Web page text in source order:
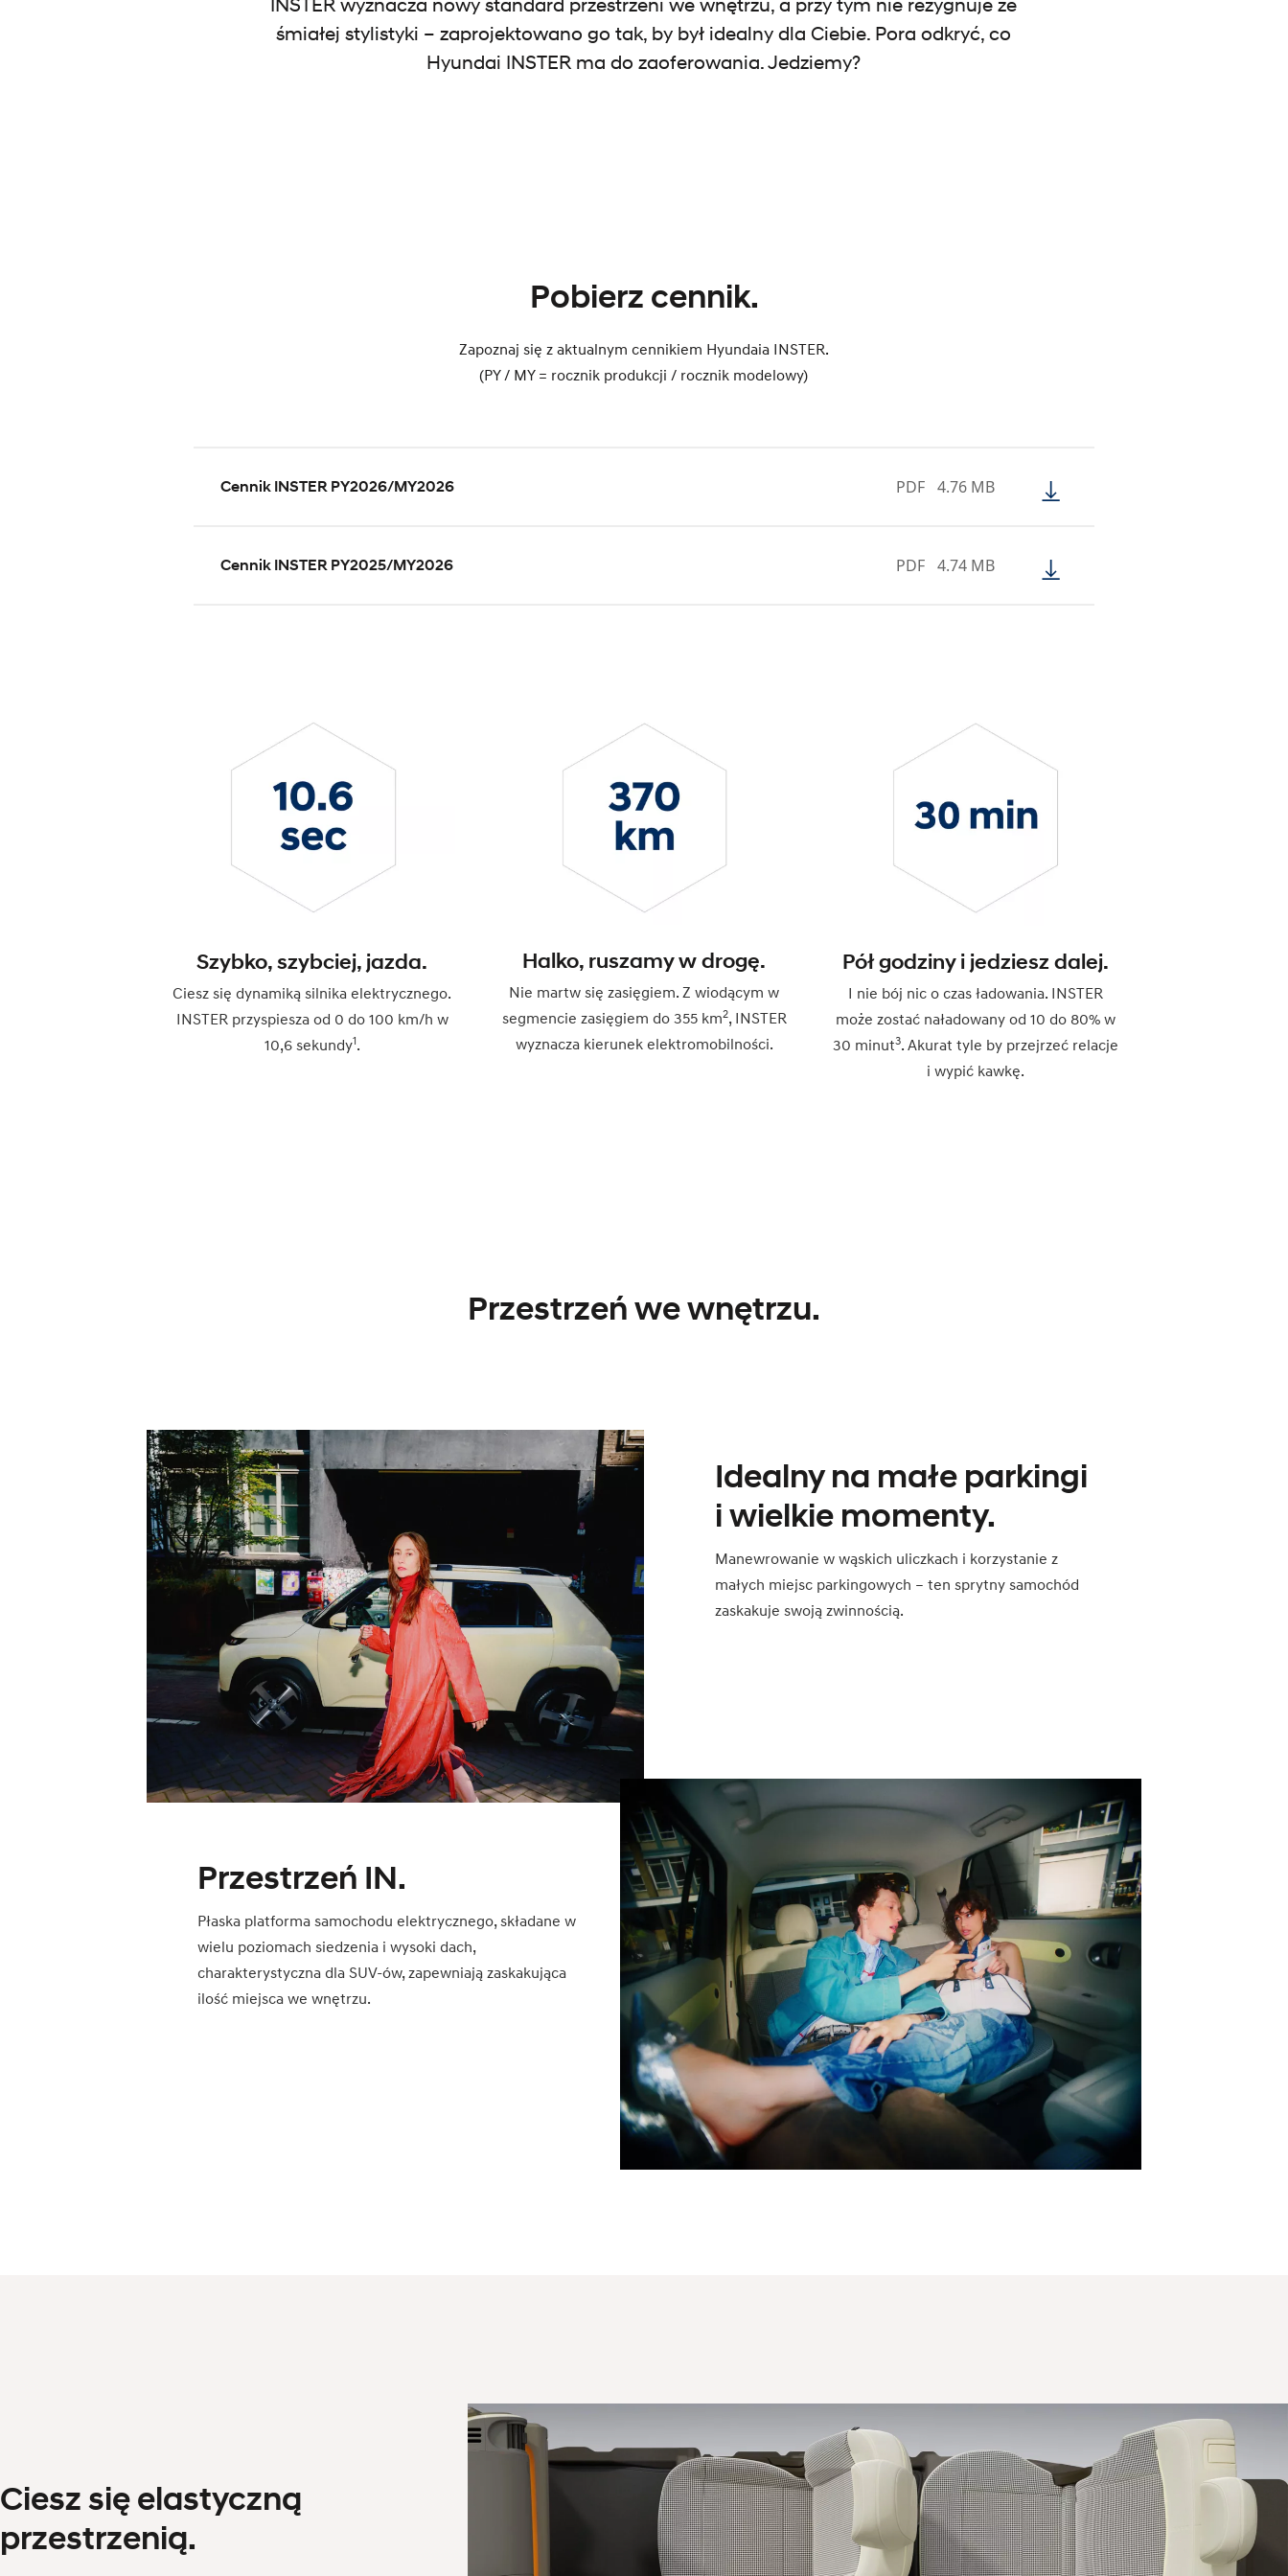
INSTER wyznacza nowy standard przestrzeni we wnętrzu, a przy tym nie rezygnuje ze
śmiałej stylistyki – zaprojektowano go tak, by był idealny dla Ciebie. Pora odkryć, co
Hyundai INSTER ma do zaoferowania. Jedziemy?
Pobierz cennik.
Zapoznaj się z aktualnym cennikiem Hyundaia INSTER.
(PY / MY = rocznik produkcji / rocznik modelowy)
Cennik INSTER PY2026/MY2026 PDF 4.76 MB
Cennik INSTER PY2025/MY2026 PDF 4.74 MB
Szybko, szybciej, jazda.
Ciesz się dynamiką silnika elektrycznego.
INSTER przyspiesza od 0 do 100 km/h w
10,6 sekundy1.
Halko, ruszamy w drogę.
Nie martw się zasięgiem. Z wiodącym w
segmencie zasięgiem do 355 km2, INSTER
wyznacza kierunek elektromobilności.
Pół godziny i jedziesz dalej.
I nie bój nic o czas ładowania. INSTER
może zostać naładowany od 10 do 80% w
30 minut3. Akurat tyle by przejrzeć relacje
i wypić kawkę.
Przestrzeń we wnętrzu.
Idealny na małe parkingi
i wielkie momenty.
Manewrowanie w wąskich uliczkach i korzystanie z
małych miejsc parkingowych – ten sprytny samochód
zaskakuje swoją zwinnością.
Przestrzeń IN.
Płaska platforma samochodu elektrycznego, składane w
wielu poziomach siedzenia i wysoki dach,
charakterystyczna dla SUV-ów, zapewniają zaskakująca
ilość miejsca we wnętrzu.
Ciesz się elastyczną
przestrzenią.